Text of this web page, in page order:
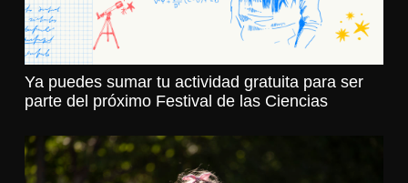
Ya puedes sumar tu actividad gratuita para ser
parte del próximo Festival de las Ciencias